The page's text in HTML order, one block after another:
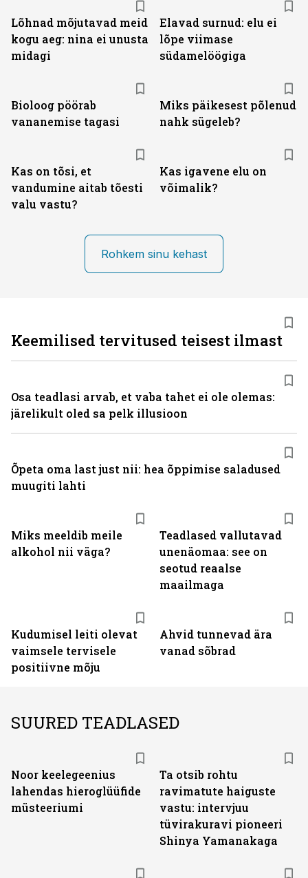
Lõhnad mõjutavad meid
kogu aeg: nina ei unusta
midagi
Elavad surnud: elu ei
lõpe viimase
südamelöögiga
Bioloog pöörab
vananemise tagasi
Miks päikesest põlenud
nahk sügeleb?
Kas on tõsi, et
vandumine aitab tõesti
valu vastu?
Kas igavene elu on
võimalik?
Rohkem sinu kehast
Miks meeldib meile
alkohol nii väga?
Teadlased vallutavad
unenäomaa: see on
seotud reaalse
maailmaga
Kudumisel leiti olevat
vaimsele tervisele
positiivne mõju
Ahvid tunnevad ära
vanad sõbrad
Keemilised tervitused teisest ilmast
Osa teadlasi arvab, et vaba tahet ei ole olemas:
järelikult oled sa pelk illusioon
Õpeta oma last just nii: hea õppimise saladused
muugiti lahti
SUURED TEADLASED
Noor keelegeenius
lahendas hieroglüüfide
müsteeriumi
Ta otsib rohtu
ravimatute haiguste
vastu: intervjuu
tüvirakuravi pioneeri
Shinya Yamanakaga